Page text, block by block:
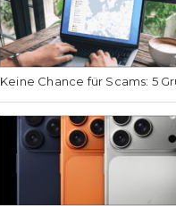
Keine Chance für Scams: 5